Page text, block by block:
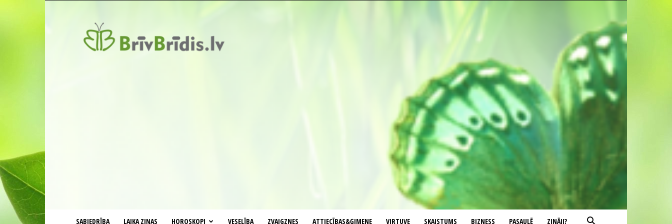
SABIEDRĪBA LAIKA ZIŅAS HOROSKOPI VESELĪBA ZVAIGZNES ATTIECĪBAS&ĢIMENE VIRTUVE SKAISTUMS BIZNESS PASAULĒ ZINĀJI?